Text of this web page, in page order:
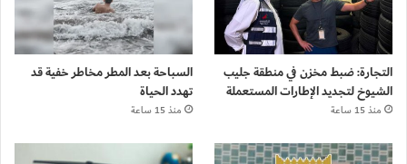
التجارة: ضبط مخزن في منطقة جليب
الشيوخ لتجديد الإطارات المستعملة
منذ 15 ساعة
السباحة بعد المطر مخاطر خفية قد
تهدد الحياة
منذ 15 ساعة